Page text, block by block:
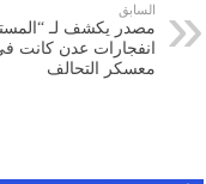
السابق
مصدر يكشف لـ
انفجارات عدن كانت
معسكر التحالف